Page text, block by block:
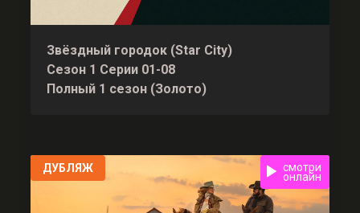
Звёздный городок (Star City)
Сезон 1 Серии 01-08
Полный 1 сезон (Золото)
ДУБЛЯЖ смотри
онлайн